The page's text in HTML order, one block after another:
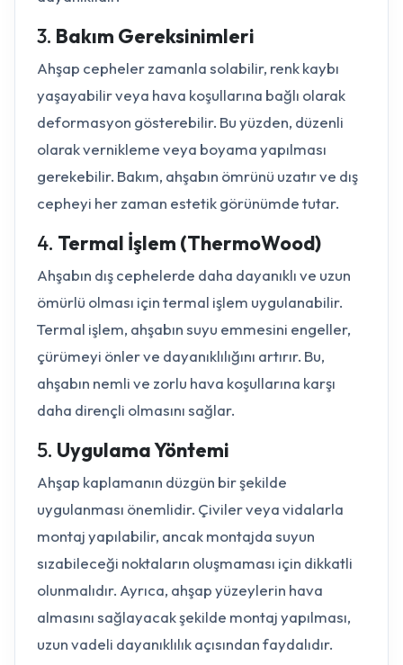
3. Bakım Gereksinimleri
Ahşap cepheler zamanla solabilir, renk kaybı
yaşayabilir veya hava koşullarına bağlı olarak
deformasyon gösterebilir. Bu yüzden, düzenli
olarak vernikleme veya boyama yapılması
gerekebilir. Bakım, ahşabın ömrünü uzatır ve dış
cepheyi her zaman estetik görünümde tutar.
4. Termal İşlem (ThermoWood)
Ahşabın dış cephelerde daha dayanıklı ve uzun
ömürlü olması için termal işlem uygulanabilir.
Termal işlem, ahşabın suyu emmesini engeller,
çürümeyi önler ve dayanıklılığını artırır. Bu,
ahşabın nemli ve zorlu hava koşullarına karşı
daha dirençli olmasını sağlar.
5. Uygulama Yöntemi
Ahşap kaplamanın düzgün bir şekilde
uygulanması önemlidir. Çiviler veya vidalarla
montaj yapılabilir, ancak montajda suyun
sızabileceği noktaların oluşmaması için dikkatli
olunmalıdır. Ayrıca, ahşap yüzeylerin hava
almasını sağlayacak şekilde montaj yapılması,
uzun vadeli dayanıklılık açısından faydalıdır.